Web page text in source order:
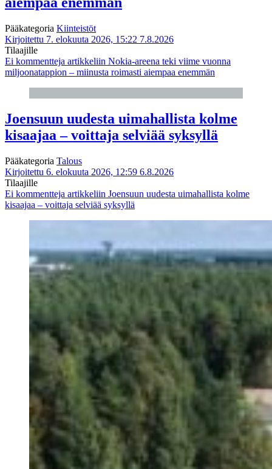
Pääkategoria Kiinteistöt
Kirjoitettu 7. elokuuta 2026, 15:22 7.8.2026
Tilaajille
Ei kommentteja artikkeliin Nokia-areena teki viime vuonna
miljoonatappion – miinusta roimasti aiempaa enemmän
Joensuun uudesta uimahallista kolme
kisaajaa – voittaja selviää syksyllä
Pääkategoria Talous
Kirjoitettu 6. elokuuta 2026, 12:59 6.8.2026
Tilaajille
Ei kommentteja artikkeliin Joensuun uudesta uimahallista kolme
kisaajaa – voittaja selviää syksyllä